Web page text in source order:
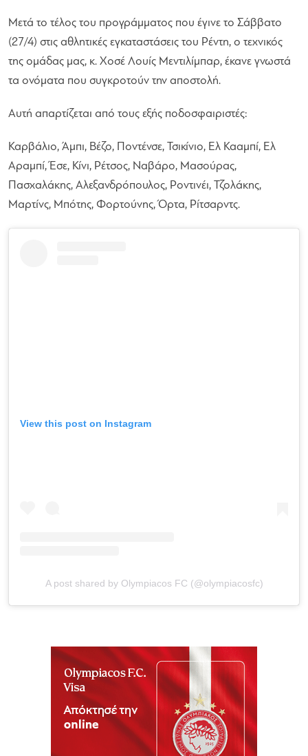
Μετά το τέλος του προγράμματος που έγινε το Σάββατο
(27/4) στις αθλητικές εγκαταστάσεις του Ρέντη, ο τεχνικός
της ομάδας μας, κ. Χοσέ Λουίς Μεντιλίμπαρ, έκανε γνωστά
τα ονόματα που συγκροτούν την αποστολή.
Αυτή απαρτίζεται από τους εξής ποδοσφαιριστές:
Καρβάλιο, Άμπι, Βέζο, Ποντένσε, Τσικίνιο, Ελ Κααμπί, Ελ
Αραμπί, Έσε, Κίνι, Ρέτσος, Ναβάρο, Μασούρας,
Πασχαλάκης, Αλεξανδρόπουλος, Ροντινέι, Τζολάκης,
Μαρτίνς, Μπότης, Φορτούνης, Όρτα, Ρίτσαρντς.
View this post on Instagram
A post shared by Olympiacos FC (@olympiacosfc)